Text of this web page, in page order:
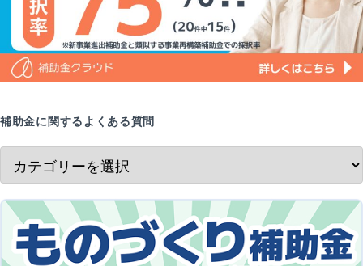
補助金に関するよくある質問